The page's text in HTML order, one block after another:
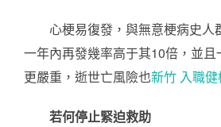
心梗易復發，與無意梗病史人
一年內再發幾率高于其10倍，並
更嚴重，逝世亡風險也新竹 入職
若何停止緊迫救助